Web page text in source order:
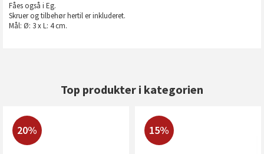
Fåes også i Eg.
Skruer og tilbehør hertil er inkluderet.
Mål: Ø: 3 x L: 4 cm.
Top produkter i kategorien
20% 15%